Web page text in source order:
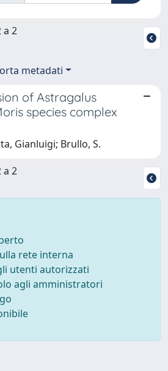
a 2
metadati
of Astragalus
species complex
Gianluigi; Brullo, S.
a 2
rete interna
utenti autorizzati
agli amministratori